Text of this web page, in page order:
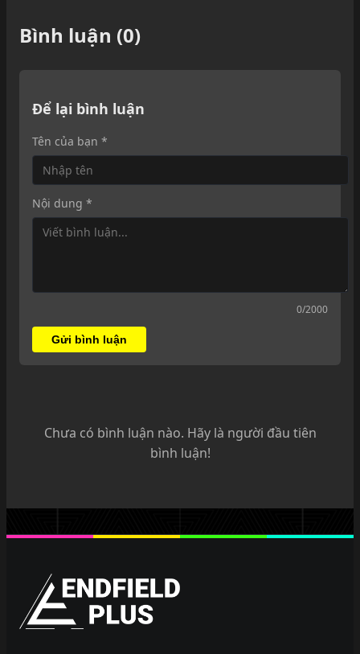
Bình luận (0)
Để lại bình luận
Tên của bạn *
Nội dung *
0/2000
Gửi bình luận
Chưa có bình luận nào. Hãy là người đầu tiên
bình luận!
EndfieldPlus